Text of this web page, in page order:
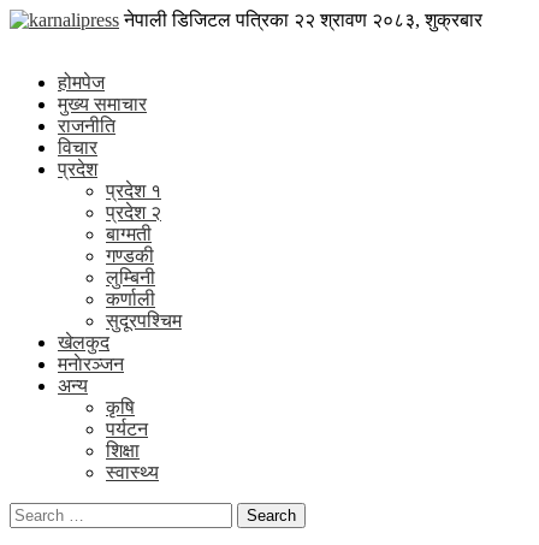
Skip
karnalipress
नेपाली डिजिटल पत्रिका २२ श्रावण २०८३, शुक्रबार
होमपेज
मुख्य समाचार
राजनीति
विचार
प्रदेश
प्रदेश १
प्रदेश २
बाग्मती
गण्डकी
लुम्बिनी
कर्णाली
सुदूरपश्चिम
खेलकुद
मनाेरञ्जन
अन्य
कृषि
पर्यटन
शिक्षा
स्वास्थ्य
Search
for: